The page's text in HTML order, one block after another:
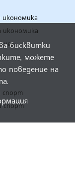
икономика
икономика
спорт
спорт
бисквитки
можете
поведение на